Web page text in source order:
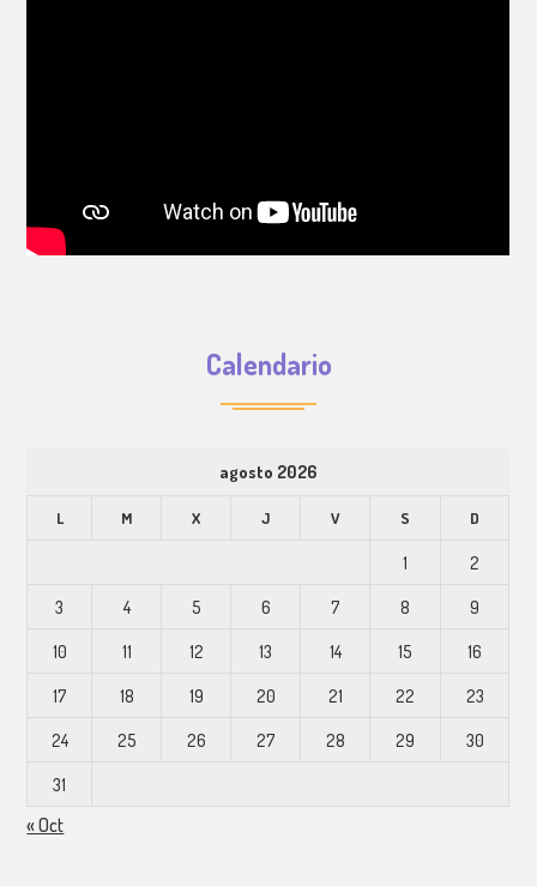
Calendario
agosto 2026
L M X J V S D
1 2
3 4 5 6 7 8 9
10 11 12 13 14 15 16
17 18 19 20 21 22 23
24 25 26 27 28 29 30
31
« Oct